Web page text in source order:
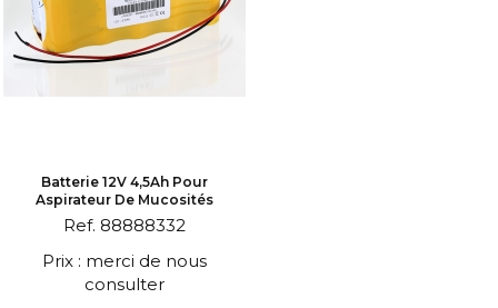
Batterie 12V 4,5Ah Pour
Aspirateur De Mucosités
Ref. 88888332
Prix : merci de nous
consulter